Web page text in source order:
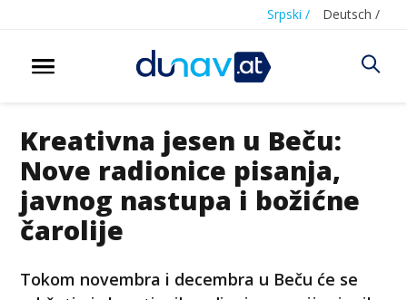
Srpski / Deutsch /
Kreativna jesen u Beču:
Nove radionice pisanja,
javnog nastupa i božićne
čarolije
Tokom novembra i decembra u Beču će se